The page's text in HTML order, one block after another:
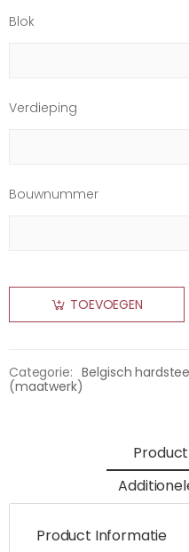
Blok
Verdieping
Bouwnummer
TOEVOEGEN
Categorie: Belgisch
(maatwerk)
Product Informatie